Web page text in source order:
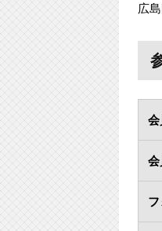
広
会
会